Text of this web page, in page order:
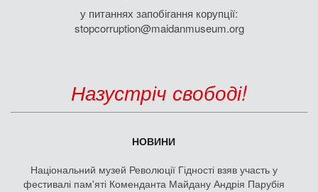
у питаннях запобігання корупції:
stopcorruption@maidanmuseum.org
Назустріч свободі!
НОВИНИ
Національний музей Революції Гідності взяв участь у
фестивалі пам'яті Коменданта Майдану Андрія Парубія